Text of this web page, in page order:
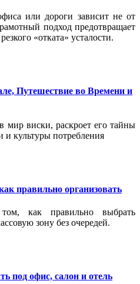
или дороги зависит не от
подход предотвращает
«отката» усталости.
Путешествие во Времени и
мир виски, раскроет его тайны
и культуры потребления
правильно организовать
как правильно выбрать
зону без очередей.
под офис, салон и отель